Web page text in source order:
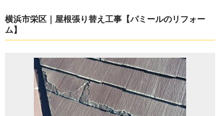
横浜市栄区｜屋根張り替え工事【パミールのリフォー
ム】